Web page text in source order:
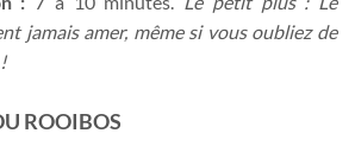
jamais amer, même si vous oubliez de
ROOIBOS